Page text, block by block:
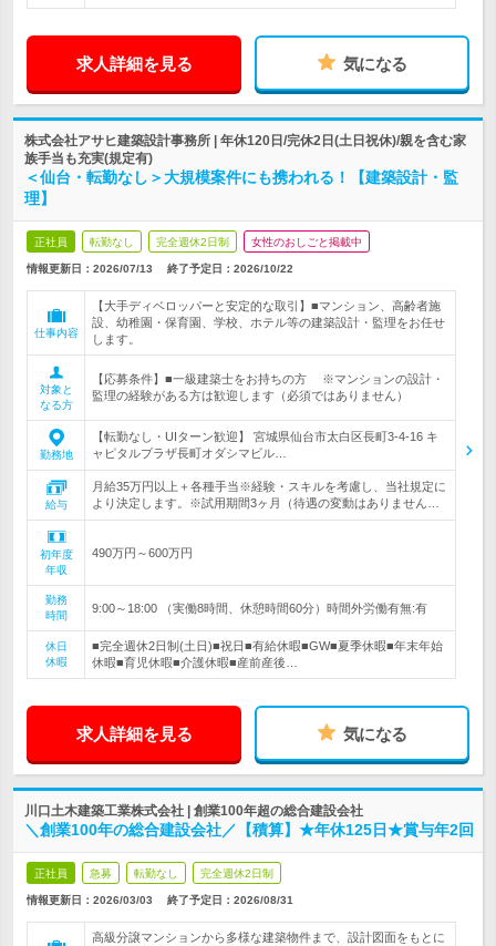
求人詳細を見る 気になる
株式会社アサヒ建築設計事務所 | 年休120日/完休2日(土日祝休)/親を含む家
族手当も充実(規定有)
＜仙台・転勤なし＞大規模案件にも携われる！【建築設計・監
理】
正社員 転勤なし 完全週休2日制 女性のおしごと掲載中
情報更新日：2026/07/13 終了予定日： 2026/10/22
仕事内容
【大手ディベロッパーと安定的な取引】■マンション、高齢者施
設、幼稚園・保育園、学校、ホテル等の建築設計・監理をお任せ
します。
対象と
なる方
【応募条件】■一級建築士をお持ちの方 ※マンションの設計・
監理の経験がある方は歓迎します（必須ではありません）
勤務地
【転勤なし・UIターン歓迎】 宮城県仙台市太白区長町3-4-16 キ
ャピタルプラザ長町オダシマビル…
給与
月給35万円以上＋各種手当※経験・スキルを考慮し、当社規定に
より決定します。※試用期間3ヶ月（待遇の変動はありません…
初年度
年収
490万円～600万円
勤務
時間
9:00～18:00 （実働8時間、休憩時間60分）時間外労働有無:有
休日
休暇
■完全週休2日制(土日)■祝日■有給休暇■GW■夏季休暇■年末年始
休暇■育児休暇■介護休暇■産前産後…
求人詳細を見る 気になる
川口土木建築工業株式会社 | 創業100年超の総合建設会社
＼創業100年の総合建設会社／【積算】★年休125日★賞与年2回
正社員 急募 転勤なし 完全週休2日制
情報更新日：2026/03/03 終了予定日： 2026/08/31
高級分譲マンションから多様な建築物件まで、設計図面をもとに